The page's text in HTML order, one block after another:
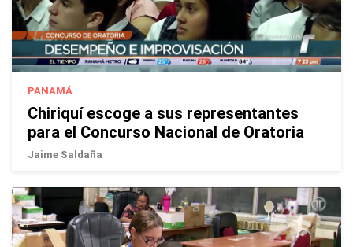
PANAMÁ
Chiriquí escoge a sus representantes
para el Concurso Nacional de Oratoria
Jaime Saldaña